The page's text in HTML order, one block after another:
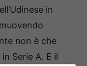
in
non è che
Serie A. E il